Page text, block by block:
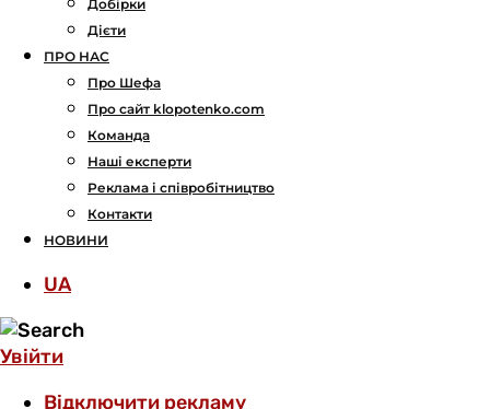
Добірки
Дієти
ПРО НАС
Про Шефа
Про сайт klopotenko.com
Команда
Наші експерти
Реклама і співробітництво
Контакти
НОВИНИ
UA
Увійти
Відключити рекламу